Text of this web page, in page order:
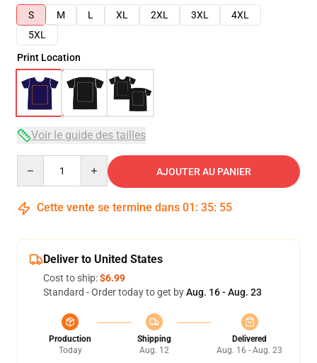
S
M L XL 2XL 3XL
4XL
5XL
Print Location
Voir le guide des tailles
AJOUTER AU PANIER
Cette vente se termine dans 01 : 35: 54
Deliver to United States
Cost to ship:$6.99
Standard - Order today to get byAug. 16 - Aug. 23
Production
Today
Shipping
Aug. 12
Delivered
Aug. 16 - Aug. 23